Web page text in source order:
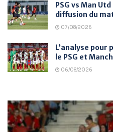
PSG vs Man
diffusion du
07/08/2026
L’analyse
le PSG et
06/08/2026